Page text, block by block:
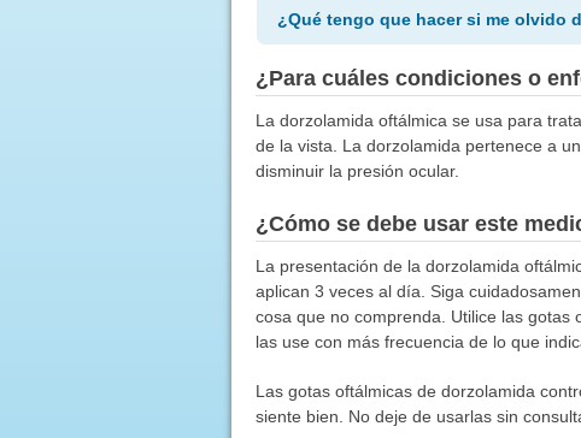
¿Qué tengo que hacer si me olvido
¿Para cuáles condiciones o
La dorzolamida oftálmica se usa para
de la vista. La dorzolamida pertenece a
disminuir la presión ocular.
¿Cómo se debe usar este
La presentación de la dorzolamida
aplican 3 veces al día. Siga
cosa que no comprenda. Utilice las gotas
las use con más frecuencia de lo que
Las gotas oftálmicas de dorzolamida
siente bien. No deje de usarlas sin